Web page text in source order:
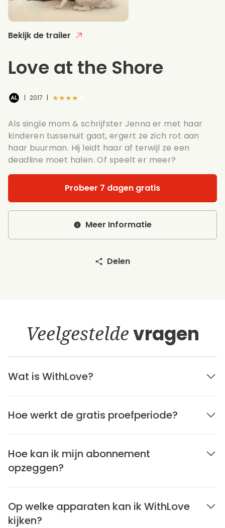
Bekijk de trailer
Love at the Shore
| 2017 | ★★★★★
Als single mom & schrijfster Jenna er met haar
kinderen tussenuit gaat, ergert ze zich rot aan
haar buurman. Hij leidt haar af terwijl ze een
deadline moet halen. Of speelt er meer?
Probeer 7 dagen gratis
Meer Informatie
Delen
Veelgesteldevragen
Wat is WithLove?
Hoe werkt de gratis proefperiode?
Hoe kan ik mijn abonnement
opzeggen?
Op welke apparaten kan ik WithLove
kijken?